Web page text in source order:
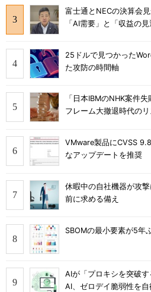
富士通とNECの決算会
「AI需要」と「収益の見
25ドルで見つかった
た攻防の時間軸
「日本IBMのNHK案件
フレーム大撤退時代のリ
VMware製品にCVSS
なアップデートを推奨
休暇中の自社機器が攻
前に求める備え
SBOMの最小要素が5
AIが「プロキシを突破
AI、ゼロデイ脆弱性を自